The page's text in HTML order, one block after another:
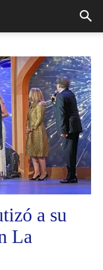
a su
La